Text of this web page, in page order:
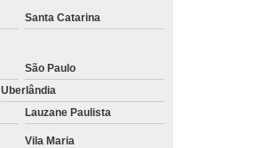
Santa Catarina
São Paulo
Uberlândia
Lauzane Paulista
Vila Maria